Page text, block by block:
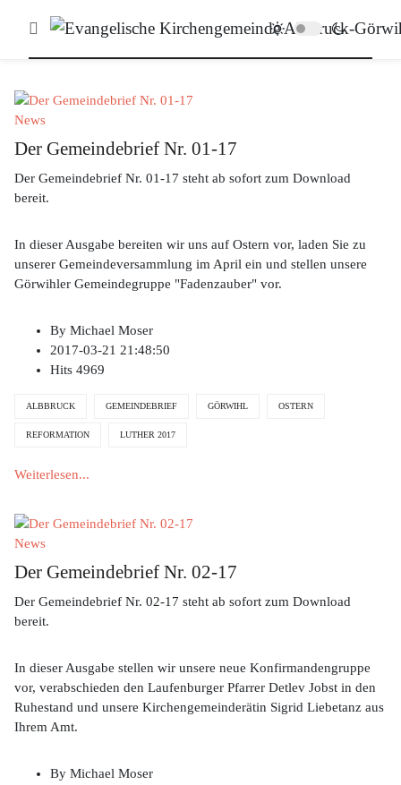
News
Der Gemeindebrief Nr. 01-17
Der Gemeindebrief Nr. 01-17 steht ab sofort zum Download
bereit.
In dieser Ausgabe bereiten wir uns auf Ostern vor, laden Sie zu
unserer Gemeindeversammlung im April ein und stellen unsere
Görwihler Gemeindegruppe "Fadenzauber" vor.
By Michael Moser
2017-03-21 21:48:50
Hits 4969
ALBBRUCK GEMEINDEBRIEF GÖRWIHL OSTERN
REFORMATION LUTHER 2017
Weiterlesen...
News
Der Gemeindebrief Nr. 02-17
Der Gemeindebrief Nr. 02-17 steht ab sofort zum Download
bereit.
In dieser Ausgabe stellen wir unsere neue Konfirmandengruppe
vor, verabschieden den Laufenburger Pfarrer Detlev Jobst in den
Ruhestand und unsere Kirchengemeinderätin Sigrid Liebetanz aus
Ihrem Amt.
By Michael Moser